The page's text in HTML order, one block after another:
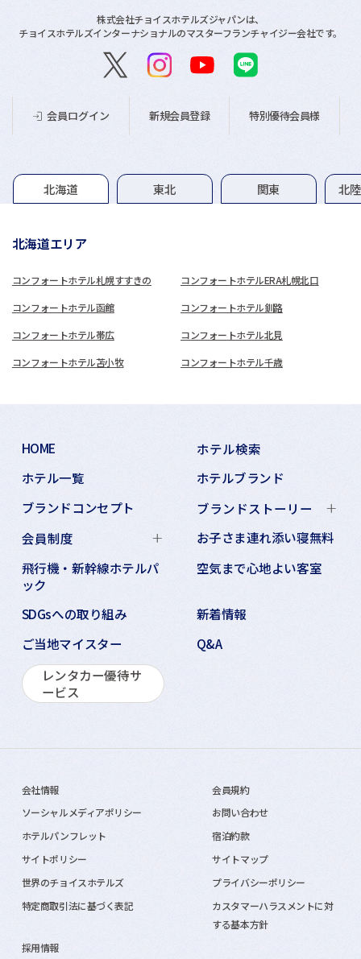
株式会社チョイスホテルズジャパンは、
チョイスホテルズインターナショナルのマスターフランチャイジー会社です。
会員ログイン 新規会員登録 特別優待会員様
グループホテル一覧
北海道 東北 関東 北
北海道エリア
コンフォートホテル札幌すすきの コンフォートホテルERA札幌北口
コンフォートホテル函館 コンフォートホテル釧路
コンフォートホテル帯広 コンフォートホテル北見
コンフォートホテル苫小牧 コンフォートホテル千歳
HOME
ホテル検索
ホテル一覧
ホテルブランド
ブランドコンセプト
ブランドストーリー
会員制度
お子さま連れ添い寝無料
飛行機・新幹線ホテルパ
ック
空気まで心地よい客室
SDGsへの取り組み
新着情報
ご当地マイスター
Q&A
レンタカー優待サ
ービス
会社情報
会員規約
ソーシャルメディアポリシー
お問い合わせ
ホテルパンフレット
宿泊約款
サイトポリシー
サイトマップ
世界のチョイスホテルズ
プライバシーポリシー
特定商取引法に基づく表記
カスタマーハラスメントに対
する基本方針
採用情報